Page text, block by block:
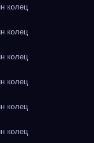
колец
колец
колец
колец
колец
колец